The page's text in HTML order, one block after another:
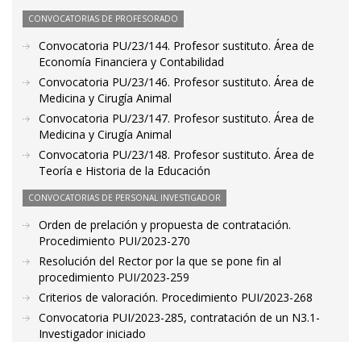
CONVOCATORIAS DE PROFESORADO
Convocatoria PU/23/144. Profesor sustituto. Área de
Economía Financiera y Contabilidad
Convocatoria PU/23/146. Profesor sustituto. Área de
Medicina y Cirugía Animal
Convocatoria PU/23/147. Profesor sustituto. Área de
Medicina y Cirugía Animal
Convocatoria PU/23/148. Profesor sustituto. Área de
Teoría e Historia de la Educación
CONVOCATORIAS DE PERSONAL INVESTIGADOR
Orden de prelación y propuesta de contratación.
Procedimiento PUI/2023-270
Resolución del Rector por la que se pone fin al
procedimiento PUI/2023-259
Criterios de valoración. Procedimiento PUI/2023-268
Convocatoria PUI/2023-285, contratación de un N3.1-
Investigador iniciado